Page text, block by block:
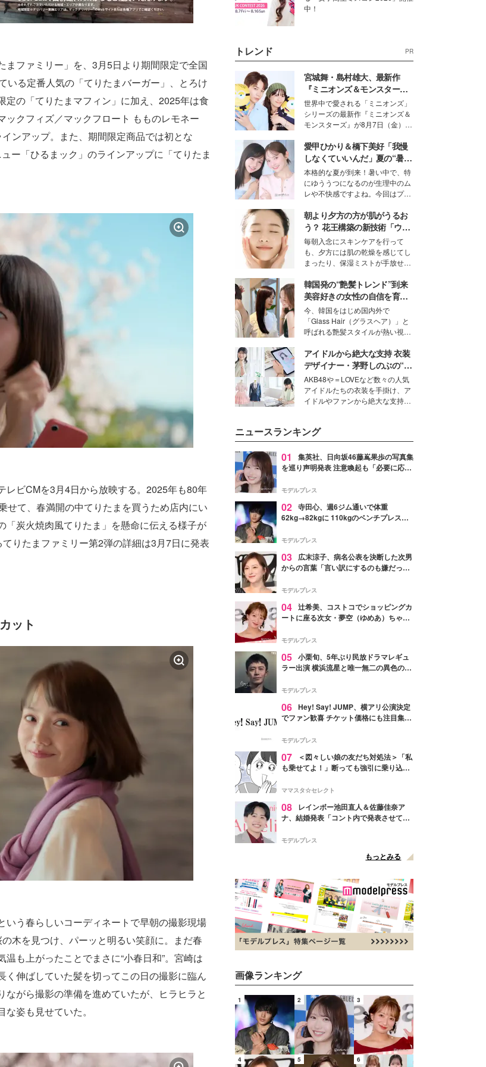
ファミリー」を、3月5日より期間限定で全国
いる定番人気の「てりたまバーガー」、とろけ
の「てりたまマフィン」に加え、2025年は食
クフィズ／マックフロート もものレモネー
ンアップ。また、期間限定商品では初とな
ー「ひるまック」のラインアップに「てりたま
ビCMを3月4日から放映する。2025年も80年
せて、春満開の中てりたまを買うため店内にい
炭火焼肉風てりたま」を懸命に伝える様子が
りたまファミリー第2弾の詳細は3月7日に発表
ット
う春らしいコーディネートで早朝の撮影現場
木を見つけ、パーッと明るい笑顔に。まだ春
も上がったことでまさに“小春日和”。宮崎は
く伸ばしていた髪を切ってこの日の撮影に臨ん
がら撮影の準備を進めていたが、ヒラヒラと
姿も見せていた。
中！
トレンド PR
宮城舞・島村雄大、最新作
『ミニオンズ＆モンスター
ズ』の魅力熱弁 ハチャメチャ
だけじゃない“友情と絆”に感
動
世界中で愛される「ミニオンズ」
シリーズの最新作『ミニオンズ＆
モンスターズ』が8月7日（金）に
ニオン好き”という共通点を持つモ
デルの宮城舞と島村雄大の特別対
談をお届け！それぞれの視点か
ら、今作ならではの魅力や予想外
の感動をもたらす奥深いストーリ
ーについて熱く語り合ってもらっ
た。
愛甲ひかり＆橋下美好「我慢
しなくていいんだ」夏の“暑さ
対策”の新しい選択肢とは？
本格的な夏が到来！暑い中で、特
にゆううつになるのが生理中のム
レや不快感ですよね。今回はプラ
モデル・愛甲ひかりさんと橋下美
好さんを迎えて本音で女子会トー
ク。猛暑のお出かけを快適に過ご
すヒントや、2人が感動した夏の
生理の新常識にも迫りました。
朝より夕方の方が肌がうるお
う？ 花王構築の新技術「ウォ
ーターキャプチャリングスキ
ン（捕水肌）」がスキンケア
の常識を変える予感
毎朝入念にスキンケアを行って
も、夕方には肌の乾燥を感じてし
まったり、保湿ミストが手放せな
な美容の常識を大きく変える可能
性を秘めた、革新的な「Water
Capturing Skin（ウォーターキャ
プチャリングスキン：捕水肌）」
技術を、花王が構築した。
韓国発の“艶髪トレンド”到来
美容好きの女性の自信を育む
「ヘアケア事情」って？
今、韓国をはじめ国内外で
「Glass Hair（グラスヘア）」と
呼ばれる艶髪スタイルが熱い視線
ションの完成度を高めるベースと
して、“髪そのものの美しさ”に改
めて注目する人が増えている様
子。今回は、そんな憧れの艶やか
な髪を日常で叶える、美容好きの
女性たちのヘアケア事情を紹介し
アイドルから絶大な支持 衣装
デザイナー・茅野しのぶの“可
愛い”を作る美学＜「シチズン
クロスシー」インタビュー＞
AKB48や＝LOVEなど数々の人気
アイドルたちの衣装を手掛け、ア
イドルやファンから絶大な支持を
ター・茅野しのぶ。一人ひとりの
個性に寄り添い、魅力を引き出す
衣装作りは、多くの女性たちに勇
気と自信を与え続けている。
ニュースランキング
01
集英社、日向坂46藤嶌果歩の写真集
を巡り声明発表 注意喚起も「必要に応じ
モデルプレス
02 寺田心、週6ジム通いで体重
62kg→82kgに 110kgのベンチプレス持
「かっこいい」と反響
モデルプレス
03
広末涼子、病名公表を決断した次男
からの言葉「言い訳にするのも嫌だっ
モデルプレス
04 辻希美、コストコでショッピングカ
ートに座る次女・夢空（ゆめあ）ちゃん
ぎ」「成長を感じる」の声
モデルプレス
05 小栗旬、5年ぶり民放ドラマレギュ
ラー出演 横浜流星と唯一無二の異色のバ
モデルプレス
06 Hey! Say! JUMP、横アリ公演決定
でファン歓喜 チケット価格にも注目集ま
モデルプレス
07
＜図々しい娘の友だち対処法＞「私
も乗せてよ！」断っても強引に乗り込ん
ママスタ☆セレクト
08
レインボー池田直人＆佐藤佳奈ア
ナ、結婚発表「コント内で発表させてい
点変更のため
モデルプレス
もっとみる
画像ランキング
1 2 3
4 5 6